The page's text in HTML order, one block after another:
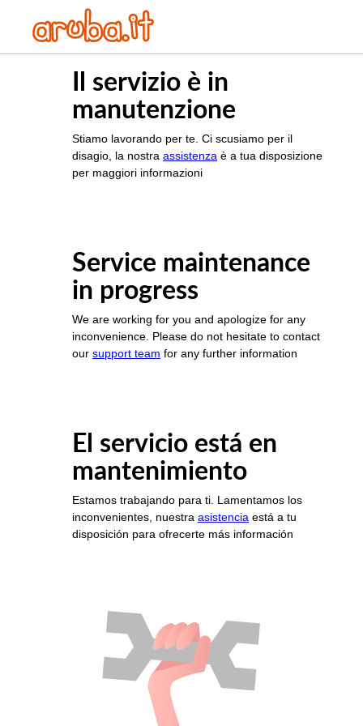
Il servizio è in
manutenzione
Stiamo lavorando per te. Ci scusiamo per il
disagio, la nostra assistenza è a tua disposizione
per maggiori informazioni
Service maintenance
in progress
We are working for you and apologize for any
inconvenience. Please do not hesitate to contact
our support team for any further information
El servicio está en
mantenimiento
Estamos trabajando para ti. Lamentamos los
inconvenientes, nuestra asistencia está a tu
disposición para ofrecerte más información